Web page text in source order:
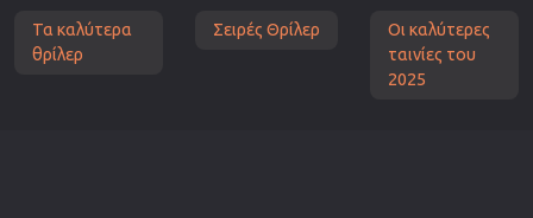
Τα καλύτερα
θρίλερ
Σειρές Θρίλερ
Οι καλύτερες
ταινίες του
2025